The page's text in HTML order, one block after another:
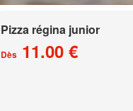
Pizza régina junior
Dès11.00 €